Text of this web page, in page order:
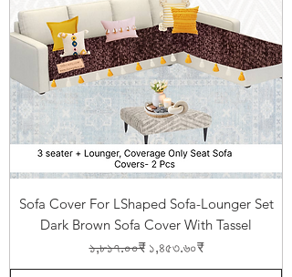
Sofa Cover For LShaped Sofa-Lounger Set
Dark Brown Sofa Cover With Tassel
Regular Price
১,৮১৭.০০₹ Sale Price
১,৪৫৩.৬০₹